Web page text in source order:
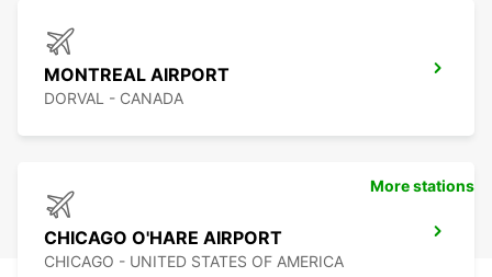
MONTREAL AIRPORT
DORVAL - CANADA
CHICAGO O'HARE AIRPORT
CHICAGO - UNITED STATES OF AMERICA
More stations